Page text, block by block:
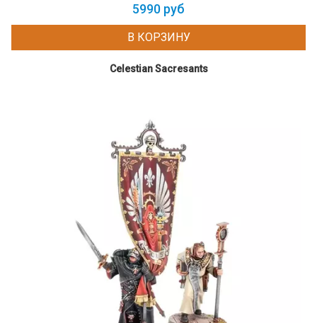
5990 руб
В КОРЗИНУ
Celestian Sacresants